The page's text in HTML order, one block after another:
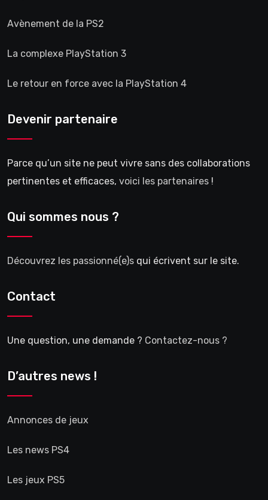
Avènement de la PS2
La complexe PlayStation 3
Le retour en force avec la PlayStation 4
Devenir partenaire
Parce qu’un site ne peut vivre sans des collaborations
pertinentes et efficaces, voici les partenaires !
Qui sommes nous ?
Découvrez les passionné(e)s qui écrivent sur le site.
Contact
Une question, une demande ? Contactez-nous ?
D’autres news !
Annonces de jeux
Les news PS4
Les jeux PS5